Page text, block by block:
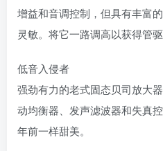
增益和音调控制，但具有丰富
灵敏。将它一路调高以获得管驱
低音入侵者
强劲有力的老式固态贝司放大
动均衡器、发声滤波器和失真
年前一样甜美。